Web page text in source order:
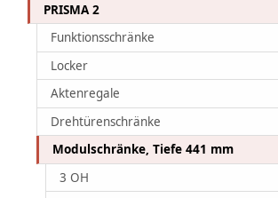
PRISMA 2
Funktionsschränke
Locker
Aktenregale
Drehtürenschränke
Modulschränke, Tiefe 441 mm
3 OH